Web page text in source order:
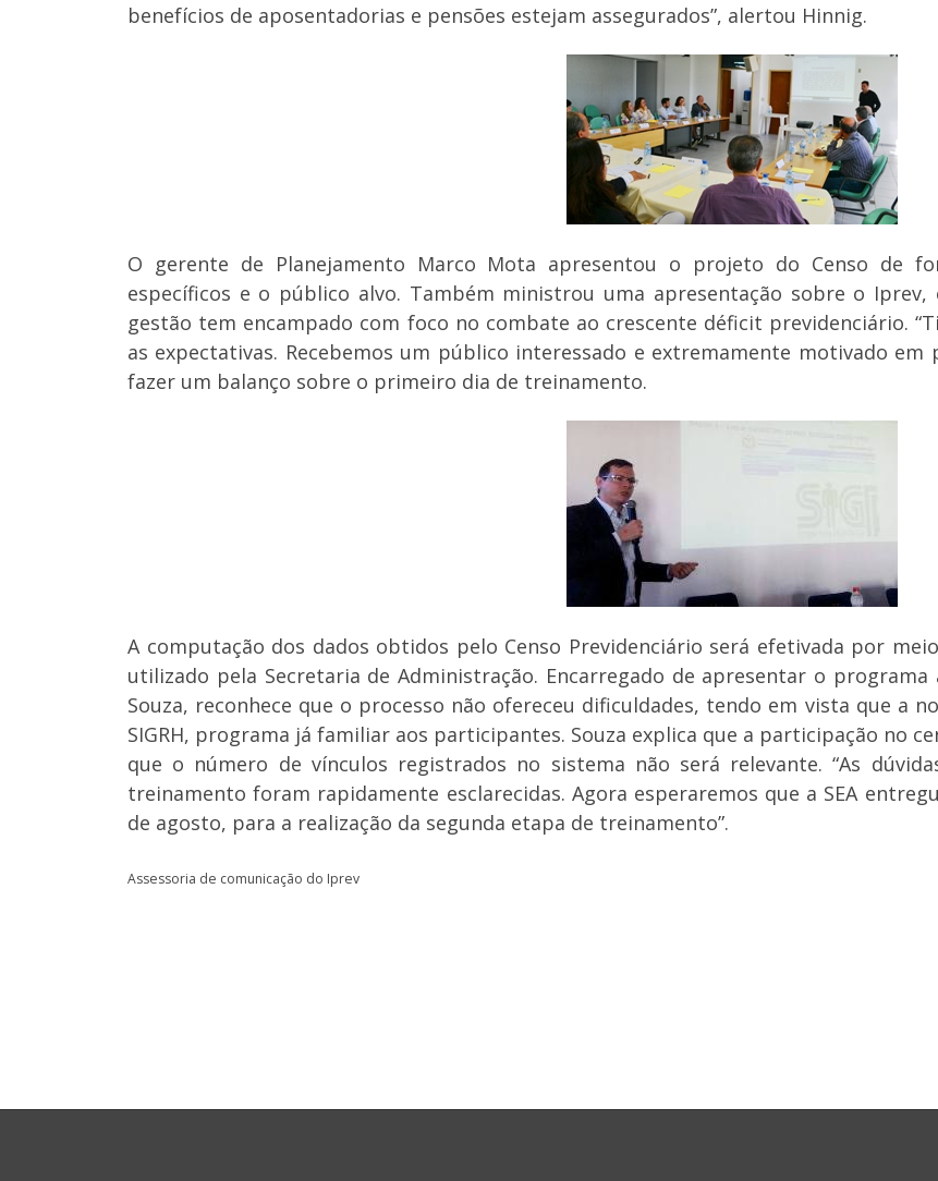
benefícios de aposentadorias e pensões estejam assegurados”, alertou Hinnig.
O gerente de Planejamento Marco Mota apresentou o projeto do Censo de
específicos e o público alvo. Também ministrou uma apresentação sobre o
gestão tem encampado com foco no combate ao crescente déficit previdenciário.
as expectativas. Recebemos um público interessado e extremamente motivado
fazer um balanço sobre o primeiro dia de treinamento.
A computação dos dados obtidos pelo Censo Previdenciário será efetivada por
utilizado pela Secretaria de Administração. Encarregado de apresentar o
Souza, reconhece que o processo não ofereceu dificuldades, tendo em vista que a
SIGRH, programa já familiar aos participantes. Souza explica que a participação no
que o número de vínculos registrados no sistema não será relevante. “As
treinamento foram rapidamente esclarecidas. Agora esperaremos que a SEA
de agosto, para a realização da segunda etapa de treinamento”.
Assessoria de comunicação do Iprev